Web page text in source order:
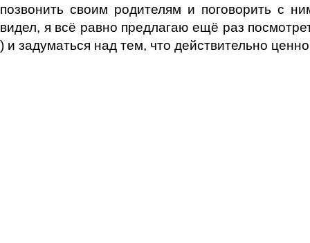
позвонить своим родителям и поговорить с
видел, я всё равно предлагаю ещё раз
) и задуматься над тем, что действительно